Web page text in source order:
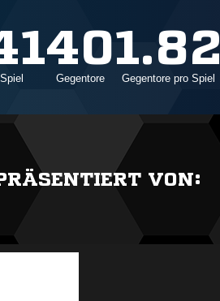
40
Gegentore
1.82
Gegentore pro Spiel
VON: